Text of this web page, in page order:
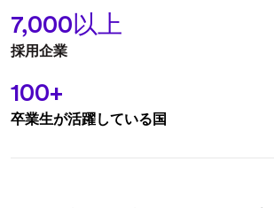
7,000以上
採用企業
100+
卒業生が活躍している国